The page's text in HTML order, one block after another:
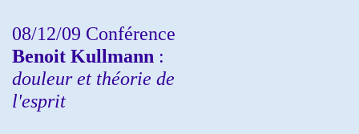
08/12/09 Conférence
Benoit Kullmann :
douleur et théorie de
l'esprit